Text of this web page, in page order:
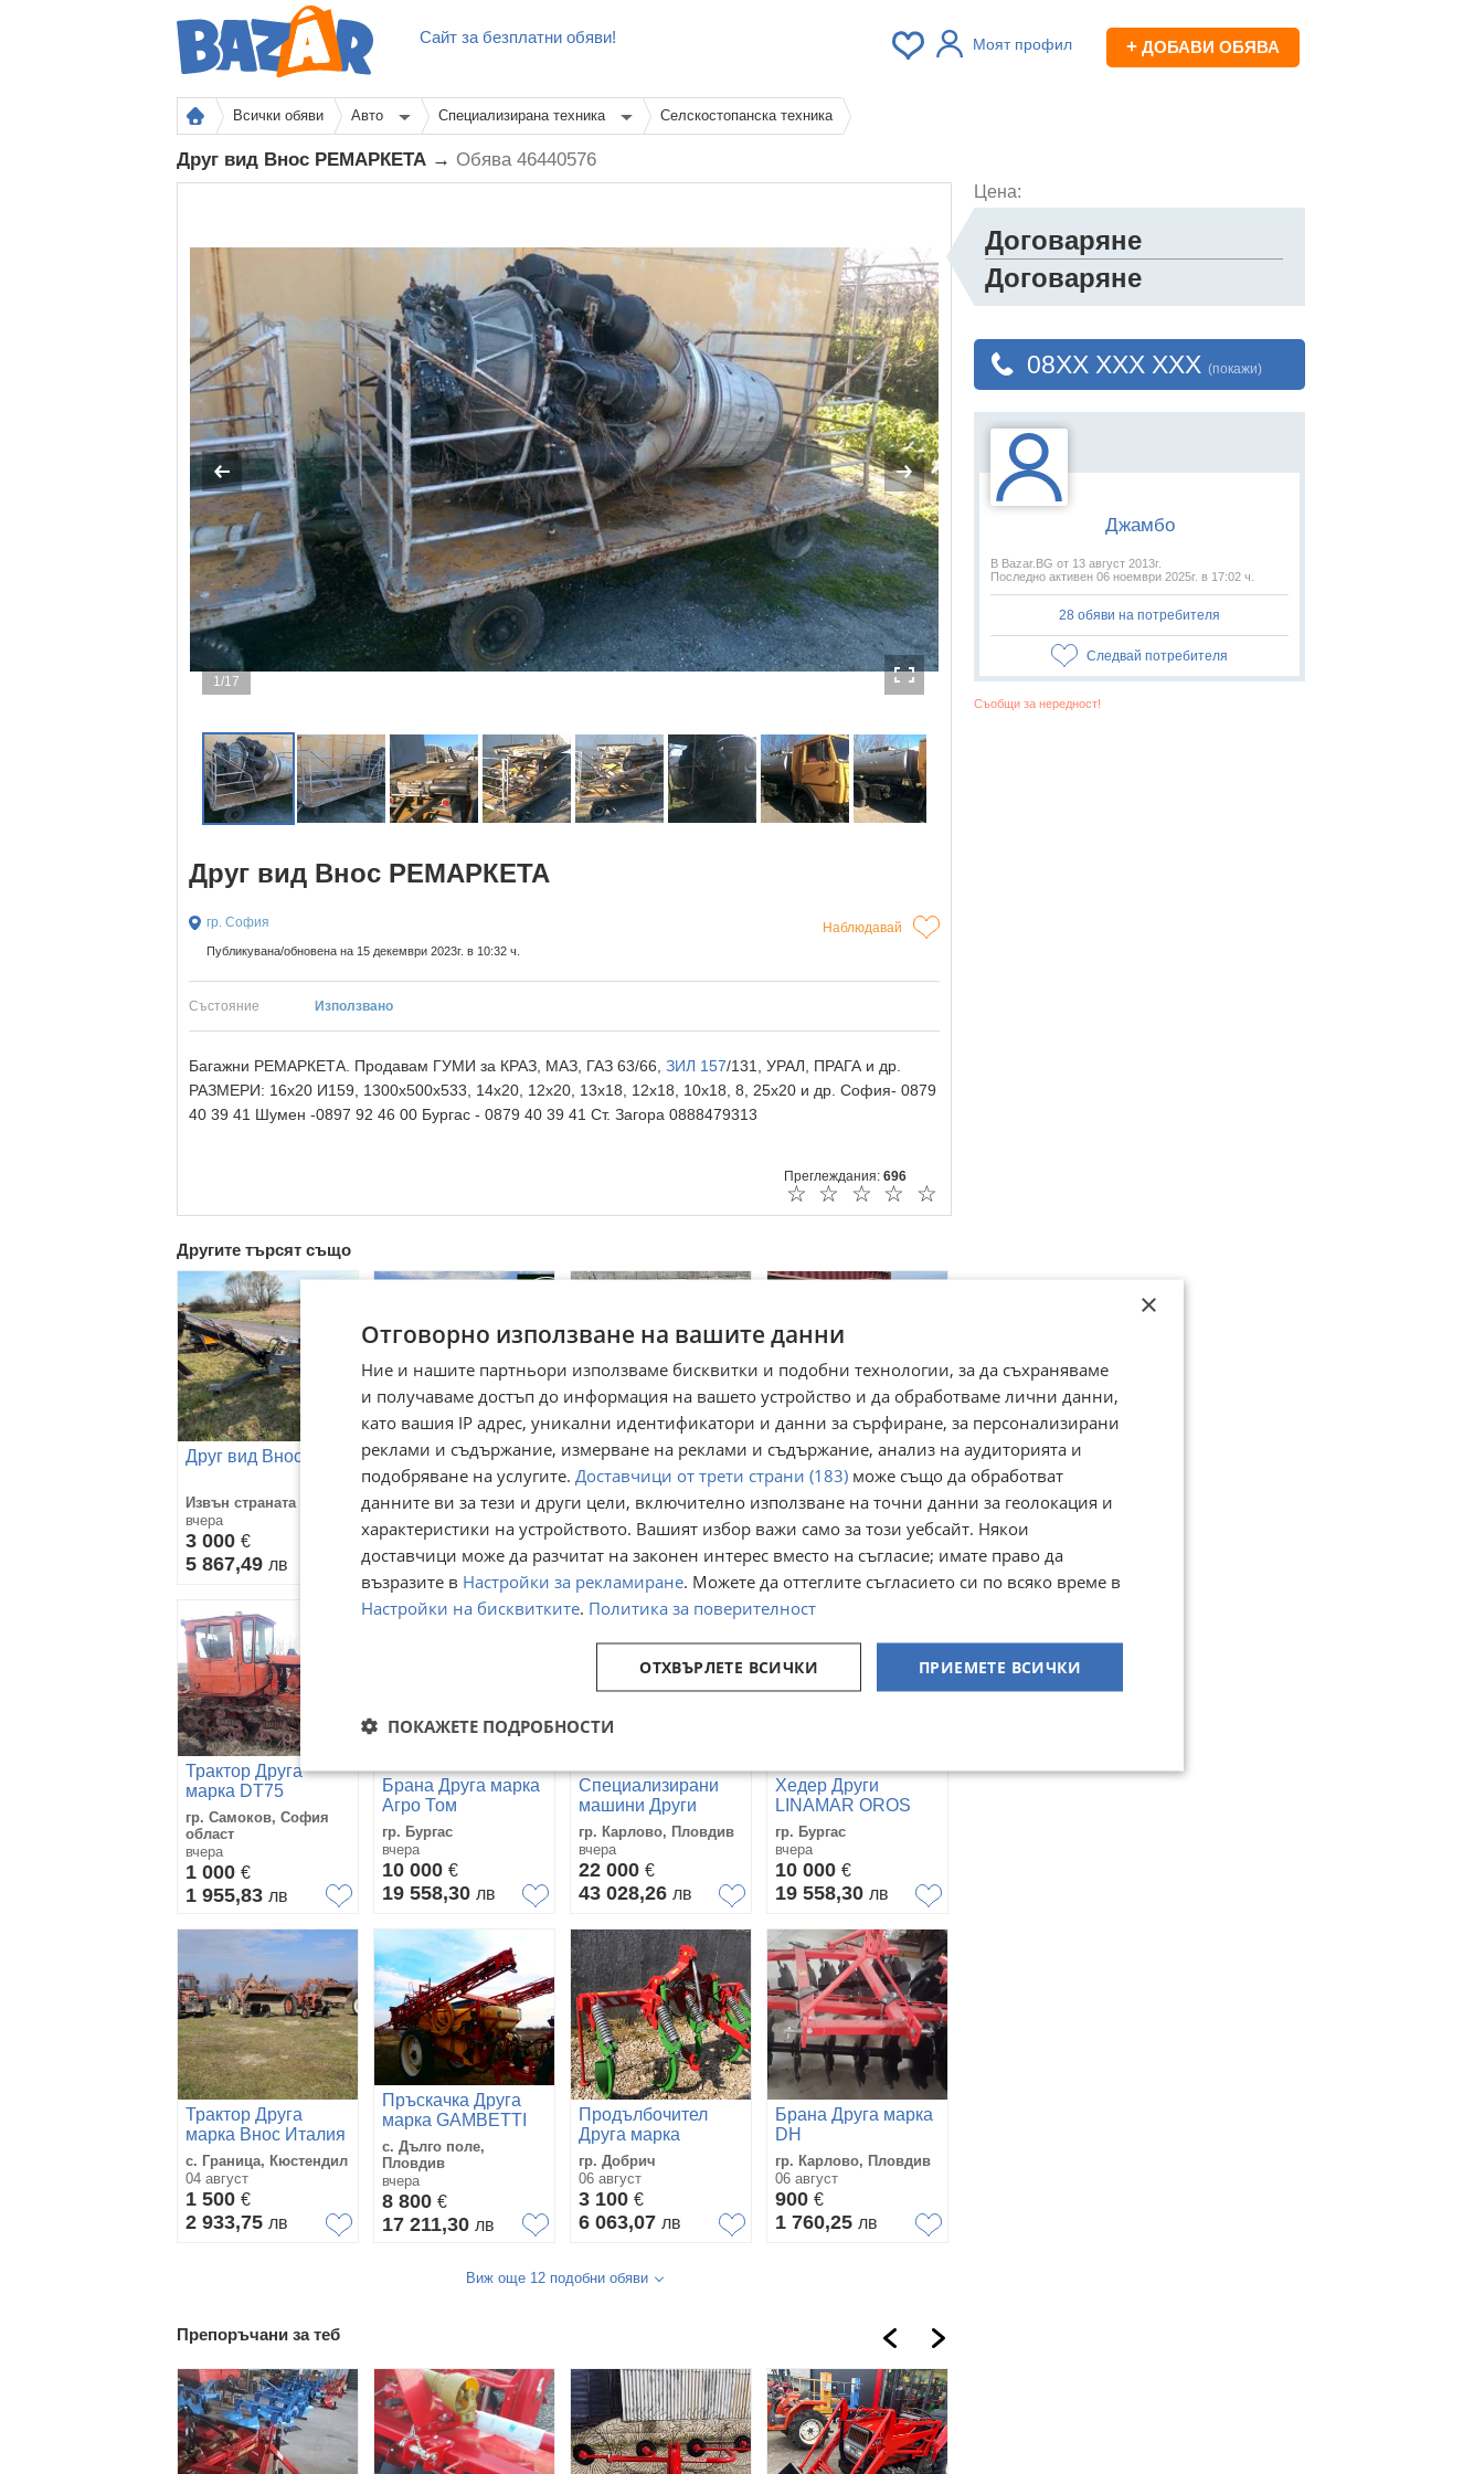
Сайт за безплатни обяви! Моят профил + ДОБАВИ ОБЯВА
Всички обяви Авто Специализирана техника Селскостопанска техника
Друг вид Внос РЕМАРКЕТА → Обява 46440576
1/17
Друг вид Внос РЕМАРКЕТА
гр. София Наблюдавай
Публикувана/обновена на 15 декември 2023г. в 10:32 ч.
Състояние Използвано
Багажни РЕМАРКЕТА. Продавам ГУМИ за КРАЗ, МАЗ, ГАЗ 63/66, ЗИЛ 157/131, УРАЛ, ПРАГА и др.
РАЗМЕРИ: 16х20 И159, 1300х500х533, 14х20, 12х20, 13х18, 12х18, 10х18, 8, 25х20 и др. София- 0879
40 39 41 Шумен -0897 92 46 00 Бургас - 0879 40 39 41 Ст. Загора 0888479313
Преглеждания: 696
☆
☆
☆
☆
☆
Другите търсят също
Друг вид Внос
Извън страната
вчера
3 000 €
5 867,49 лв
R.M.H. VR
12кубиков-МИКСЕР
с. Калояново,
Пловдив
днес
12 271,67
24 001,30лв
Култиватор Друга
марка
гр. Айтос, Бургас
3 000 €
5 867,49лв
Продълбочител
Друга марка
гр. Айтос, Бургас
3 000€
5 867,49 лв
Трактор Друга
марка DT75
гр. Самоков, София
област
вчера
1 000 €
1 955,83 лв
Брана Друга марка
Агро Том
гр. Бургас
вчера
10 000 €
19 558,30 лв
Специализирани
машини Други
Junona 4
гр. Карлово, Пловдив
вчера
22 000 €
43 028,26 лв
Хедер Други
LINAMAR OROS
SUN 6-70
гр. Бургас
вчера
10 000 €
19 558,30 лв
Трактор Друга
марка Внос Италия
с. Граница, Кюстендил
04 август
1 500 €
2 933,75 лв
Пръскачка Друга
марка GAMBETTI
NOV VNOS
с. Дълго поле,
Пловдив
вчера
8 800 €
17 211,30 лв
Продълбочител
Друга марка
гр. Добрич
06 август
3 100 €
6 063,07 лв
Брана Друга марка
DH
гр. Карлово, Пловдив
06 август
900 €
1 760,25 лв
Виж още 12 подобни обяви
Препоръчани за теб
Цена:
Договаряне
Договаряне
08XX XXX XXX (покажи)
Джамбо
В Bazar.BG от 13 август 2013г.
Последно активен 06 ноември 2025г. в 17:02 ч.
28 обяви на потребителя
Следвай потребителя
Съобщи за нередност!
×
Отговорно използване на вашите данни
Ние и нашите партньори използваме бисквитки и подобни технологии, за да съхраняваме
и получаваме достъп до информация на вашето устройство и да обработваме лични данни,
като вашия IP адрес, уникални идентификатори и данни за сърфиране, за персонализирани
реклами и съдържание, измерване на реклами и съдържание, анализ на аудиторията и
подобряване на услугите. Доставчици от трети страни (183) може също да обработват
данните ви за тези и други цели, включително използване на точни данни за геолокация и
характеристики на устройството. Вашият избор важи само за този уебсайт. Някои
доставчици може да разчитат на законен интерес вместо на съгласие; имате право да
възразите в Настройки за рекламиране. Можете да оттеглите съгласието си по всяко време в
Настройки на бисквитките. Политика за поверителност
ПРИЕМЕТЕ ВСИЧКИ
ОТХВЪРЛЕТЕ ВСИЧКИ
ПОКАЖЕТЕ ПОДРОБНОСТИ